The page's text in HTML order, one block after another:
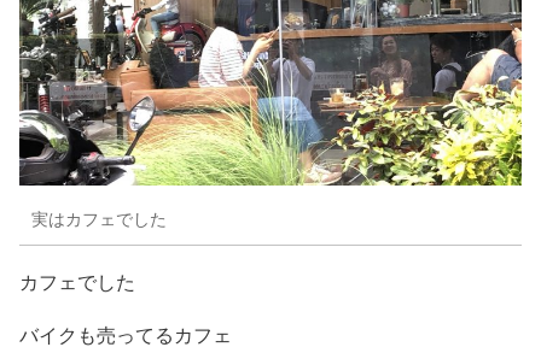
実はカフェでした
カフェでした
バイクも売ってるカフェ